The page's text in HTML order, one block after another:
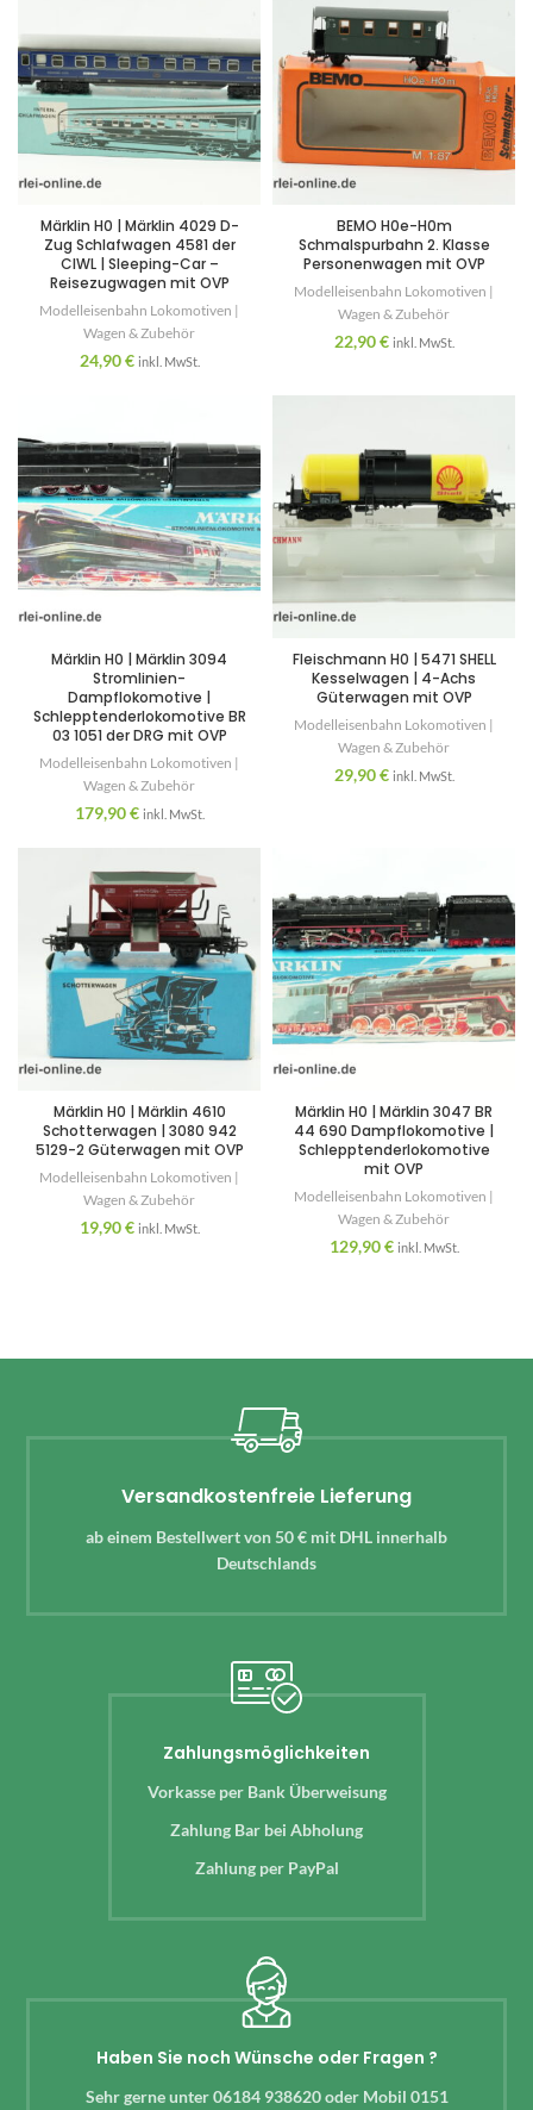
Märklin H0 | Märklin 4029 D-
Zug Schlafwagen 4581 der
CIWL | Sleeping-Car –
Reisezugwagen mit OVP
Modelleisenbahn Lokomotiven |
Wagen & Zubehör
24,90€ inkl. MwSt.
BEMO H0e-H0m
Schmalspurbahn 2. Klasse
Personenwagen mit OVP
Modelleisenbahn Lokomotiven |
Wagen & Zubehör
22,90€ inkl. MwSt.
Märklin H0 | Märklin 3094
Stromlinien-
Dampflokomotive |
Schlepptenderlokomotive BR
03 1051 der DRG mit OVP
Modelleisenbahn Lokomotiven |
Wagen & Zubehör
179,90€ inkl. MwSt.
Fleischmann H0 | 5471 SHELL
Kesselwagen | 4-Achs
Güterwagen mit OVP
Modelleisenbahn Lokomotiven |
Wagen & Zubehör
29,90€ inkl. MwSt.
Märklin H0 | Märklin 4610
Schotterwagen | 3080 942
5129-2 Güterwagen mit OVP
Modelleisenbahn Lokomotiven |
Wagen & Zubehör
19,90€ inkl. MwSt.
Märklin H0 | Märklin 3047 BR
44 690 Dampflokomotive |
Schlepptenderlokomotive
mit OVP
Modelleisenbahn Lokomotiven |
Wagen & Zubehör
129,90€ inkl. MwSt.
Versandkostenfreie Lieferung
ab einem Bestellwert von 50 € mit DHL innerhalb
Deutschlands
Zahlungsmöglichkeiten
Vorkasse per Bank Überweisung
Zahlung Bar bei Abholung
Zahlung per PayPal
Haben Sie noch Wünsche oder Fragen ?
Sehr gerne unter 06184 938620 oder Mobil 0151